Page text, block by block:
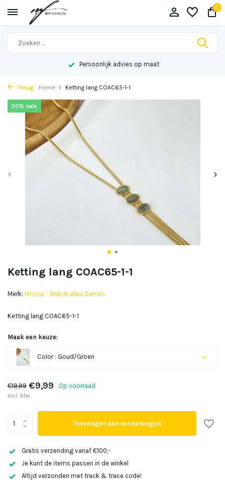
0
Persoonlijk advies op maat
Terug Home Ketting lang COAC65-1-1
Ketting lang COAC65-1-1
50% sale
Merk: Missra Bekijk alles Dames
Ketting lang COAC65-1-1
Maak een keuze:
Color : Goud/Groen
€19,99 €9,99 Op voorraad
Incl. btw
Toevoegen aan winkelwagen
Gratis verzending vanaf €100,-
Je kunt de items passen in de winkel
Altijd verzonden met track & trace code!